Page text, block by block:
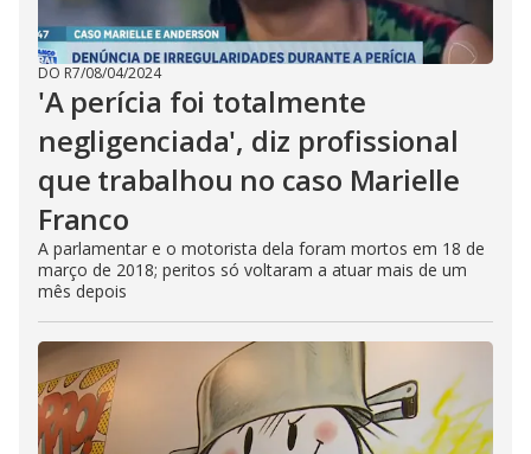
DO R7/08/04/2024
'A perícia foi totalmente
negligenciada', diz profissional
que trabalhou no caso Marielle
Franco
A parlamentar e o motorista dela foram mortos em 18 de
março de 2018; peritos só voltaram a atuar mais de um
mês depois